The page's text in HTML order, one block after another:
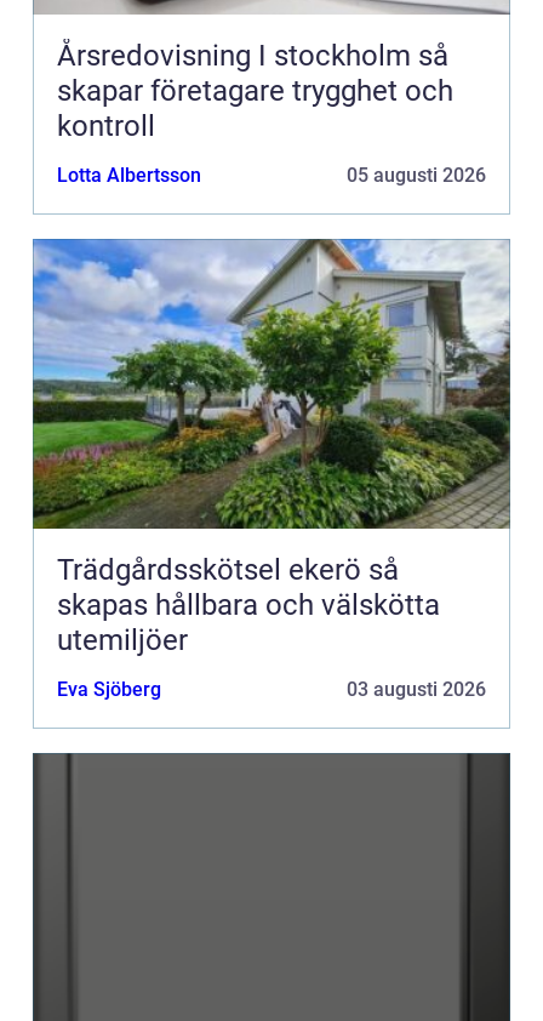
Årsredovisning I stockholm så
skapar företagare trygghet och
kontroll
Lotta Albertsson 05 augusti 2026
Trädgårdsskötsel ekerö så
skapas hållbara och välskötta
utemiljöer
Eva Sjöberg 03 augusti 2026